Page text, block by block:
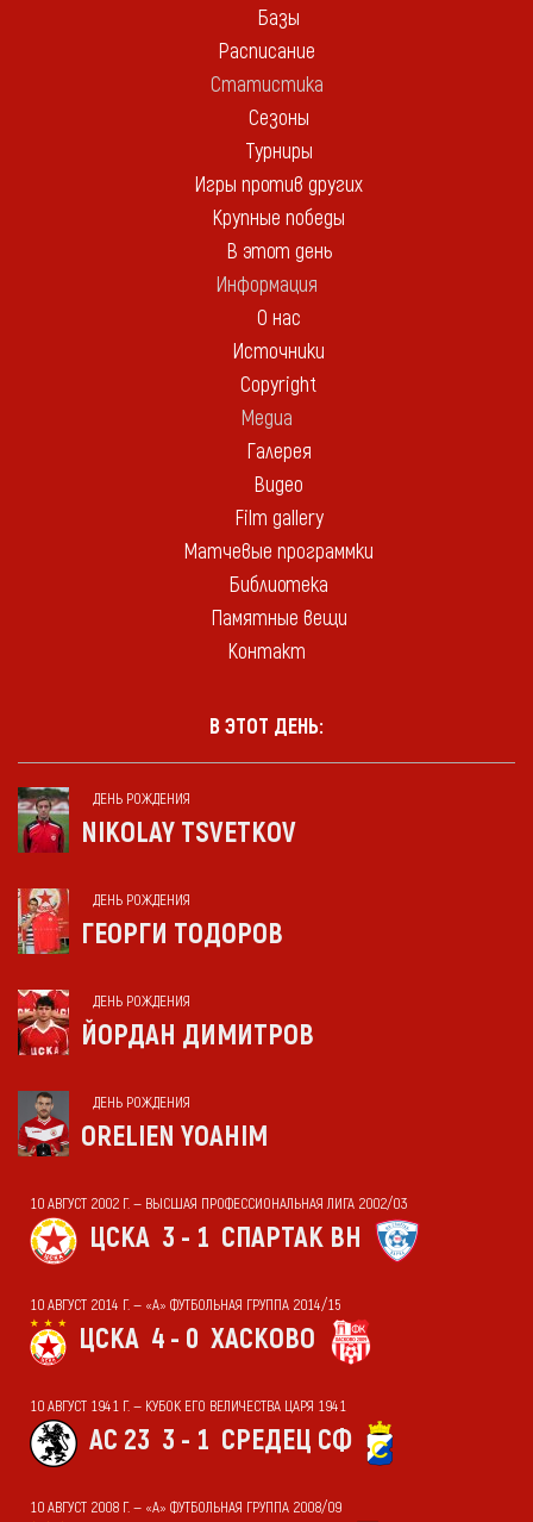
Базы
Расписание
Статистика
Сезоны
Турниры
Игры против других
Крупные победы
В этот день
Информация
О нас
Источники
Copyright
Медиа
Галерея
Видео
Film gallery
Матчевые программки
Библиотека
Памятные вещи
Контакт
В ЭТОТ ДЕНЬ:
ДЕНЬ РОЖДЕНИЯ
NIKOLAY TSVETKOV
ДЕНЬ РОЖДЕНИЯ
ГЕОРГИ ТОДОРОВ
ДЕНЬ РОЖДЕНИЯ
ЙОРДАН ДИМИТРОВ
ДЕНЬ РОЖДЕНИЯ
ORELIEN YOAHIM
10 АВГУСТ 2002 Г. — ВЫСШАЯ ПРОФЕССИОНАЛЬНАЯ ЛИГА 2002/03
ЦСКА 3 - 1 СПАРТАК ВН
10 АВГУСТ 2014 Г. — «А» ФУТБОЛЬНАЯ ГРУППА 2014/15
ЦСКА 4 - 0 ХАСКОВО
10 АВГУСТ 1941 Г. — КУБОК ЕГО ВЕЛИЧЕСТВА ЦАРЯ 1941
АС 23 3 - 1 СРЕДЕЦ СФ
10 АВГУСТ 2008 Г. — «А» ФУТБОЛЬНАЯ ГРУППА 2008/09